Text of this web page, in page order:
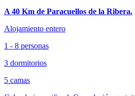
A 40 Km de Paracuellos de la Ribera.
Alojamiento entero
1 - 8 personas
3 dormitorios
5 camas